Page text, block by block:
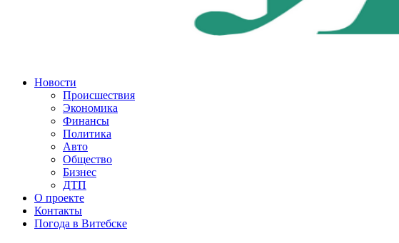
Новости
Происшествия
Экономика
Финансы
Политика
Авто
Общество
Бизнес
ДТП
О проекте
Контакты
Погода в Витебске